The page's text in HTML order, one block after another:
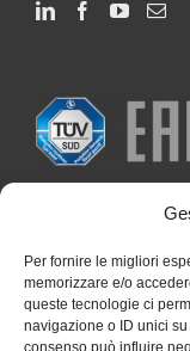
Per fornire le migliori
memorizzare e/o
queste tecnologie ci
navigazione o ID unici
consenso può influire